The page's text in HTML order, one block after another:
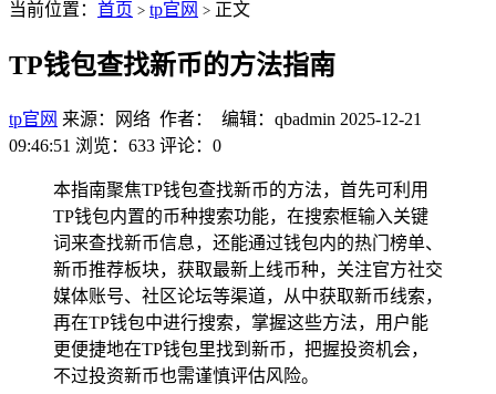
当前位置： 首页 > tp官网 > 正文
TP钱包查找新币的方法指南
tp官网 来源：网络 作者： 编辑：qbadmin 2025-12-21
09:46:51 浏览：633 评论：0
本指南聚焦TP钱包查找新币的方法，首先可利用
TP钱包内置的币种搜索功能，在搜索框输入关键
词来查找新币信息，还能通过钱包内的热门榜单、
新币推荐板块，获取最新上线币种，关注官方社交
媒体账号、社区论坛等渠道，从中获取新币线索，
再在TP钱包中进行搜索，掌握这些方法，用户能
更便捷地在TP钱包里找到新币，把握投资机会，
不过投资新币也需谨慎评估风险。